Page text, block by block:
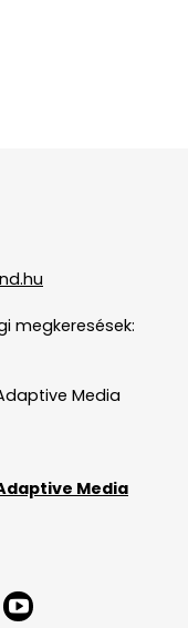
megkeresések:
Media
Media